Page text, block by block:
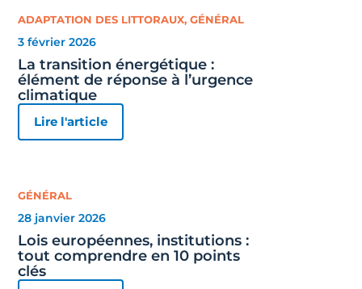
ADAPTATION DES LITTORAUX,GÉNÉRAL
3 février 2026
La transition énergétique :
élément de réponse à l’urgence
climatique
Lire l'article
GÉNÉRAL
28 janvier 2026
Lois européennes, institutions :
tout comprendre en 10 points
clés